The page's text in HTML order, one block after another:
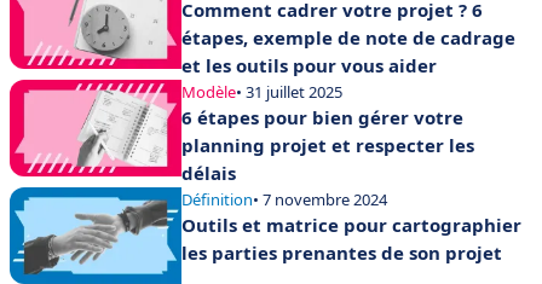
Comment cadrer votre projet ? 6
étapes, exemple de note de cadrage
et les outils pour vous aider
Modèle• 31 juillet 2025
6 étapes pour bien gérer votre
planning projet et respecter les
délais
Définition• 7 novembre 2024
Outils et matrice pour cartographier
les parties prenantes de son projet